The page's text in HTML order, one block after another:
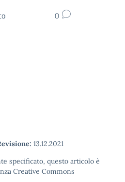
0
13.12.2021
specificato, questo articolo è
Creative Commons